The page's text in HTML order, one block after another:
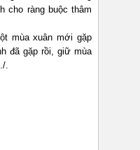
cho ràng buộc thâm
mùa xuân mới gặp
đã gặp rồi, giữ mùa
.